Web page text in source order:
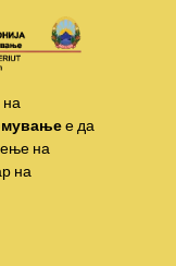
на
е да
на
на